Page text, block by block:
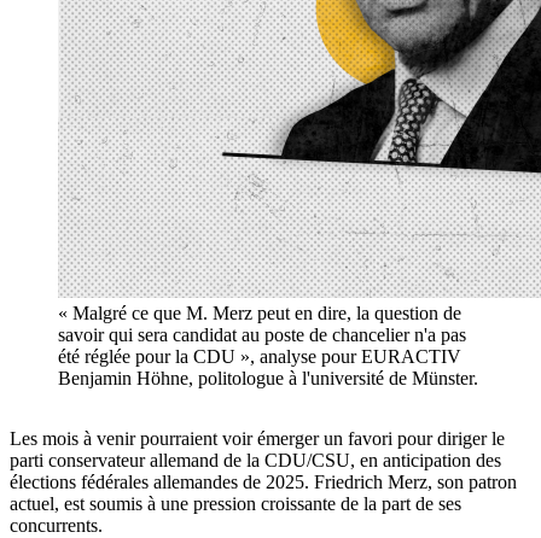
« Malgré ce que M. Merz peut en dire, la question de
savoir qui sera candidat au poste de chancelier n'a pas
été réglée pour la CDU », analyse pour EURACTIV
Benjamin Höhne, politologue à l'université de Münster.
Les mois à venir pourraient voir émerger un favori pour diriger le
parti conservateur allemand de la CDU/CSU, en anticipation des
élections fédérales allemandes de 2025. Friedrich Merz, son patron
actuel, est soumis à une pression croissante de la part de ses
concurrents.